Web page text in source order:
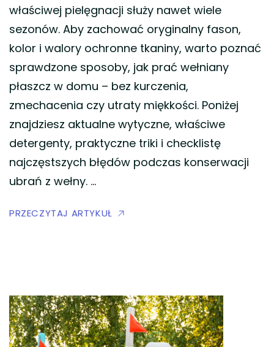
właściwej pielęgnacji służy nawet wiele
sezonów. Aby zachować oryginalny fason,
kolor i walory ochronne tkaniny, warto poznać
sprawdzone sposoby, jak prać wełniany
płaszcz w domu – bez kurczenia,
zmechacenia czy utraty miękkości. Poniżej
znajdziesz aktualne wytyczne, właściwe
detergenty, praktyczne triki i checklistę
najczęstszych błędów podczas konserwacji
ubrań z wełny. …
PRZECZYTAJ ARTYKUŁ